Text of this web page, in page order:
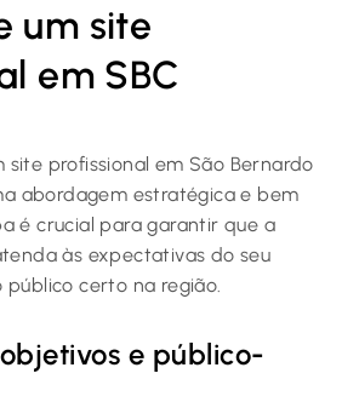
um site
em SBC
site profissional em São Bernardo
abordagem estratégica e bem
é crucial para garantir que a
às expectativas do seu
público certo na região.
e público-